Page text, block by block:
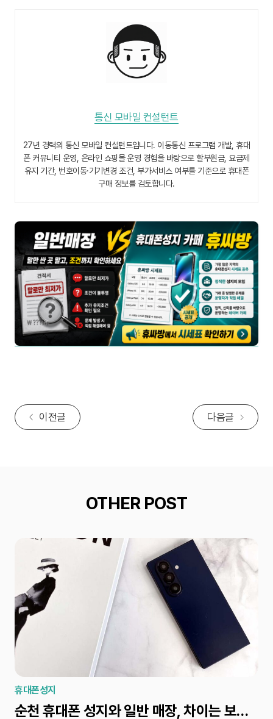
통신 모바일 컨설턴트
27년 경력의 통신 모바일 컨설턴트입니다. 이동통신 프로그램 개발, 휴대
폰 커뮤니티 운영, 온라인 쇼핑몰 운영 경험을 바탕으로 할부원금, 요금제
유지 기간, 번호이동·기기변경 조건, 부가서비스 여부를 기준으로 휴대폰
구매 정보를 검토합니다.
이전글 다음글
OTHER POST
휴대폰성지
순천 휴대폰 성지와 일반 매장, 차이는 보조금 차이인 이유